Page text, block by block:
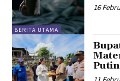
BERITA UTAMA
16